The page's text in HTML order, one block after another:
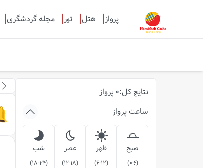
پرواز هتل تور مجله گردشگری
نتایج کل:
0 پرواز
ساعت پرواز
صبح
(
0-6
)
ظهر
(
6-12
)
عصر
(
12-18
)
شب
(
18-24
)